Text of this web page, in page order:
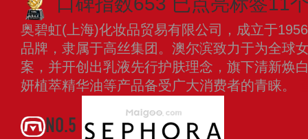
奥碧虹(上海)化妆品贸易有限公司，成立于
品牌，隶属于高丝集团。澳尔滨致力于为全球
案，并开创出乳液先行护肤理念，旗下清新焕
妍植萃精华油等产品备受广大消费者的青睐。
NO.5